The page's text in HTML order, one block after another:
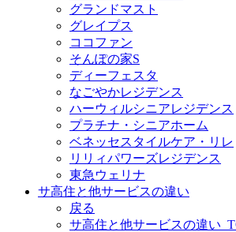
グランドマスト
グレイプス
ココファン
そんぽの家S
ディーフェスタ
なごやかレジデンス
ハーウィルシニアレジデンス
プラチナ・シニアホーム
ベネッセスタイルケア・リレ
リリィパワーズレジデンス
東急ウェリナ
サ高住と他サービスの違い
戻る
サ高住と他サービスの違い